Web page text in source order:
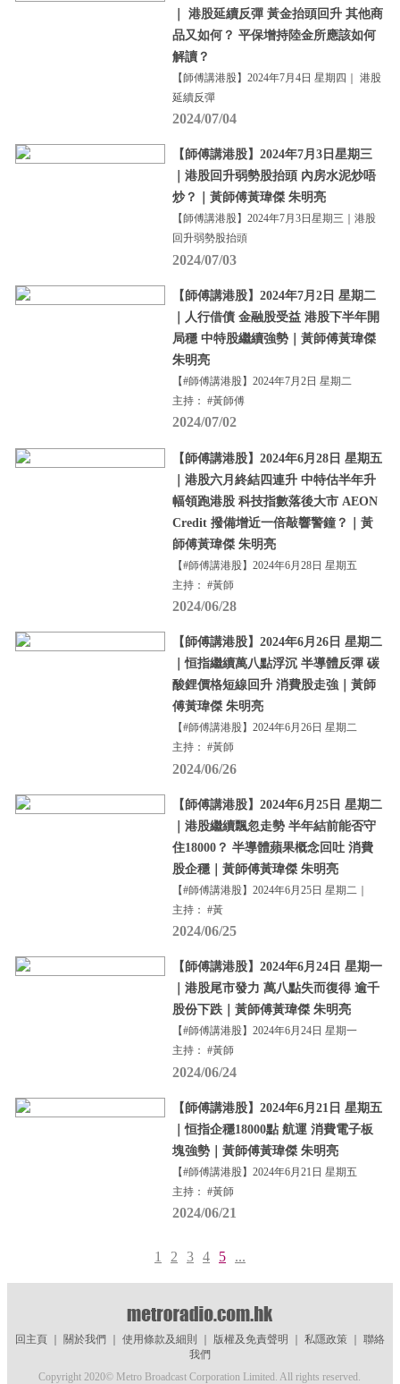
｜ 港股延續反彈 黃金抬頭回升 其他商
品又如何？ 平保增持陸金所應該如何
解讀？
【師傅講港股】2024年7月4日 星期四｜ 港股
延續反彈
2024/07/04
【師傅講港股】2024年7月3日星期三
｜港股回升弱勢股抬頭 內房水泥炒唔
炒？｜黃師傅黃瑋傑 朱明亮
【師傅講港股】2024年7月3日星期三｜港股
回升弱勢股抬頭
2024/07/03
【師傅講港股】2024年7月2日 星期二
｜人行借債 金融股受益 港股下半年開
局穩 中特股繼續強勢｜黃師傅黃瑋傑
朱明亮
【#師傅講港股】2024年7月2日 星期二
主持： #黃師傅
2024/07/02
【師傅講港股】2024年6月28日 星期五
｜港股六月終結四連升 中特估半年升
幅領跑港股 科技指數落後大市 AEON
Credit 撥備增近一倍敲響警鐘？｜黃
師傅黃瑋傑 朱明亮
【#師傅講港股】2024年6月28日 星期五
主持： #黃師
2024/06/28
【師傅講港股】2024年6月26日 星期二
｜恒指繼續萬八點浮沉 半導體反彈 碳
酸鋰價格短線回升 消費股走強｜黃師
傅黃瑋傑 朱明亮
【#師傅講港股】2024年6月26日 星期二
主持： #黃師
2024/06/26
【師傅講港股】2024年6月25日 星期二
｜港股繼續飄忽走勢 半年結前能否守
住18000？ 半導體蘋果概念回吐 消費
股企穩｜黃師傅黃瑋傑 朱明亮
【#師傅講港股】2024年6月25日 星期二｜
主持： #黃
2024/06/25
【師傅講港股】2024年6月24日 星期一
｜港股尾市發力 萬八點失而復得 逾千
股份下跌｜黃師傅黃瑋傑 朱明亮
【#師傅講港股】2024年6月24日 星期一
主持： #黃師
2024/06/24
【師傅講港股】2024年6月21日 星期五
｜恒指企穩18000點 航運 消費電子板
塊強勢｜黃師傅黃瑋傑 朱明亮
【#師傅講港股】2024年6月21日 星期五
主持： #黃師
2024/06/21
1 2 3 4 5 ...
回主頁｜ 關於我們 使用條款及細則 版權及免責聲明 私隱政策｜ 聯絡
我們
Copyright 2020© Metro Broadcast Corporation Limited. All rights reserved.